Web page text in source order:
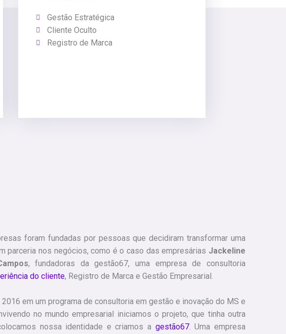
Gestão Estratégica
Cliente Oculto
Registro de Marca
foram fundadas por pessoas que decidiram transformar uma
parceria nos negócios, como é o caso das empresárias Jackeline
, fundadoras da gestão67, uma empresa de consultoria
do cliente, Registro de Marca e Gestão Empresarial.
em um programa de consultoria em gestão e inovação do MS e
no mundo empresarial iniciamos o projeto, que tinha outra
nossa identidade e criamos a gestão67. Uma empresa